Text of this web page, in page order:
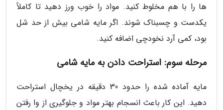
ها را با هم مخلوط کنید. مواد را خوب ورز دهید تا کاملاً
یکدست و چسبناک شوند. اگر مایه شامی بیش از حد شل
بود، کمی آرد نخودچی اضافه کنید.
مرحله سوم: استراحت دادن به مایه شامی
مایه آماده شده را حدود 30 دقیقه در یخچال استراحت
دهید. این کار باعث انسجام بهتر مواد و جلوگیری از وا رفتن